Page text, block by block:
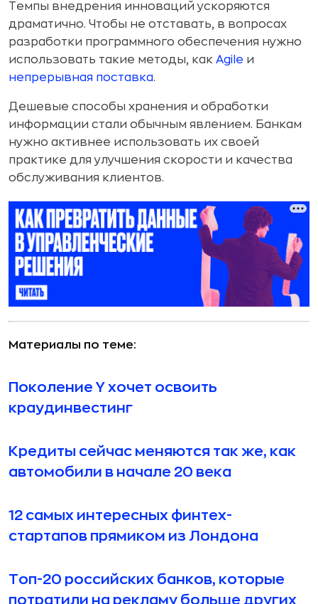
Темпы внедрения инноваций ускоряются
драматично. Чтобы не отставать, в вопросах
разработки программного обеспечения нужно
использовать такие методы, как Agile и
непрерывная поставка.
Дешевые способы хранения и обработки
информации стали обычным явлением. Банкам
нужно активнее использовать их своей
практике для улучшения скорости и качества
обслуживания клиентов.
Материалы по теме:
Поколение Y хочет освоить
краудинвестинг
Кредиты сейчас меняются так же, как
автомобили в начале 20 века
12 самых интересных финтех-
стартапов прямиком из Лондона
Топ-20 российских банков, которые
потратили на рекламу больше других